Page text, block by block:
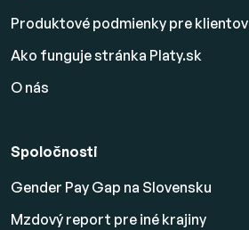
Produktové podmienky pre klientov
Ako funguje stránka Platy.sk
O nás
Spoločnosti
Gender Pay Gap na Slovensku
Mzdový report pre iné krajiny